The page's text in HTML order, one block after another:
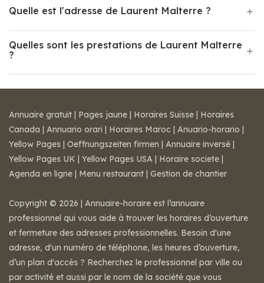
Quelle est l'adresse de Laurent Malterre ?
Quelles sont les prestations de Laurent Malterre
?
Annuaire gratuit | Pages jaune | Horaires Suisse | Horaires
Canada | Annuario orari | Horaires Maroc | Anuario-horario |
Yellow Pages | Oeffnungszeiten firmen | Annuaire inversé |
Yellow Pages UK | Yellow Pages USA | Horaire societe |
Agenda en ligne | Menu restaurant | Gestion de chantier
Copyright © 2026 | Annuaire-horaire est l’annuaire
professionnel qui vous aide à trouver les horaires d’ouverture
et fermeture des adresses professionnelles. Besoin d'une
adresse, d'un numéro de téléphone, les heures d’ouverture,
d’un plan d'accès ? Recherchez le professionnel par ville ou
par activité et aussi par le nom de la société que vous